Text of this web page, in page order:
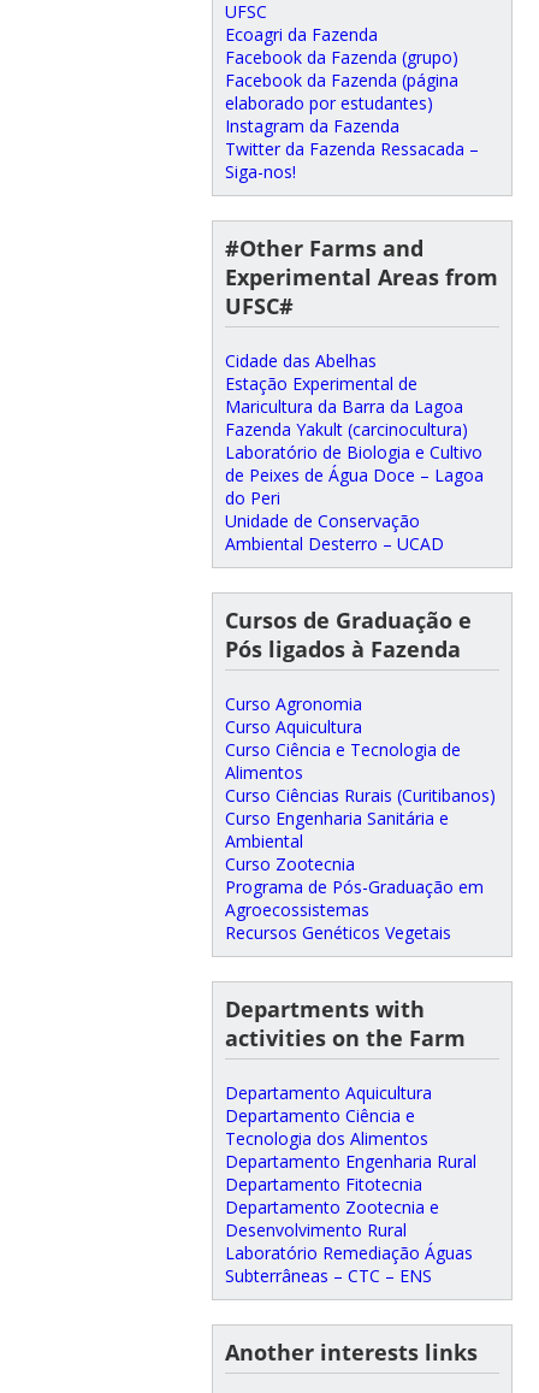
UFSC
Ecoagri da Fazenda
Facebook da Fazenda (grupo)
Facebook da Fazenda (página
elaborado por estudantes)
Instagram da Fazenda
Twitter da Fazenda Ressacada –
Siga-nos!
#Other Farms and
Experimental Areas from
UFSC#
Cidade das Abelhas
Estação Experimental de
Maricultura da Barra da Lagoa
Fazenda Yakult (carcinocultura)
Laboratório de Biologia e Cultivo
de Peixes de Água Doce – Lagoa
do Peri
Unidade de Conservação
Ambiental Desterro – UCAD
Cursos de Graduação e
Pós ligados à Fazenda
Curso Agronomia
Curso Aquicultura
Curso Ciência e Tecnologia de
Alimentos
Curso Ciências Rurais (Curitibanos)
Curso Engenharia Sanitária e
Ambiental
Curso Zootecnia
Programa de Pós-Graduação em
Agroecossistemas
Recursos Genéticos Vegetais
Departments with
activities on the Farm
Departamento Aquicultura
Departamento Ciência e
Tecnologia dos Alimentos
Departamento Engenharia Rural
Departamento Fitotecnia
Departamento Zootecnia e
Desenvolvimento Rural
Laboratório Remediação Águas
Subterrâneas – CTC – ENS
Another interests links